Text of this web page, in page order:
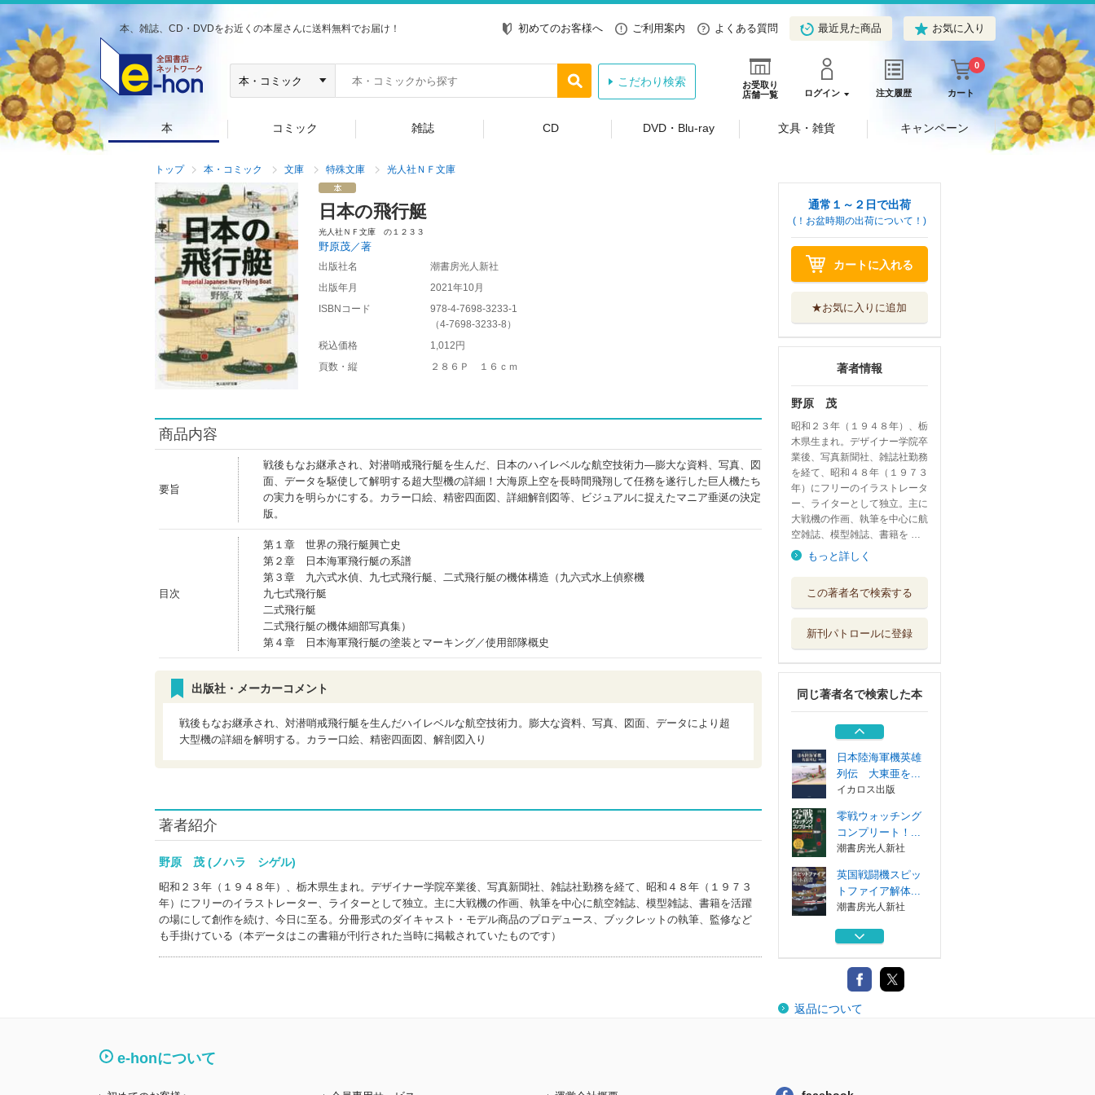
本、雑誌、CD・DVDをお近くの本屋さんに送料無料でお届け！ 初めてのお客様へ ご利用案内 よくある質問 最近見た商品 お気に入り
お受取り
店舗一覧
ログイン 注文履歴 カート
0
こだわり検索
本 コミック 雑誌 CD DVD・Blu-ray 文具・雑貨 キャンペーン
トップ 本・コミック 文庫 特殊文庫 光人社ＮＦ文庫
日本の飛行艇
光人社ＮＦ文庫 の１２３３
野原茂／著
出版社名
潮書房光人新社
出版年月
2021年10月
ISBNコード
978-4-7698-3233-1
（4-7698-3233-8 ）
税込価格
1,012円
頁数・縦
２８６Ｐ １６ｃｍ
商品内容
要旨
戦後もなお継承され、対潜哨戒飛行艇を生んだ、日本のハイレベルな航空技術力―膨大な資料、写真、図
面、データを駆使して解明する超大型機の詳細！大海原上空を長時間飛翔して任務を遂行した巨人機たち
の実力を明らかにする。カラー口絵、精密四面図、詳細解剖図等、ビジュアルに捉えたマニア垂涎の決定
版。
目次
第１章 世界の飛行艇興亡史
第２章 日本海軍飛行艇の系譜
第３章 九六式水偵、九七式飛行艇、二式飛行艇の機体構造（九六式水上偵察機
九七式飛行艇
二式飛行艇
二式飛行艇の機体細部写真集）
第４章 日本海軍飛行艇の塗装とマーキング／使用部隊概史
出版社・メーカーコメント
戦後もなお継承され、対潜哨戒飛行艇を生んだハイレベルな航空技術力。膨大な資料、写真、図面、データにより超
大型機の詳細を解明する。カラー口絵、精密四面図、解剖図入り
著者紹介
野原 茂 (ノハラ シゲル)
昭和２３年（１９４８年）、栃木県生まれ。デザイナー学院卒業後、写真新聞社、雑誌社勤務を経て、昭和４８年（１９７３
年）にフリーのイラストレーター、ライターとして独立。主に大戦機の作画、執筆を中心に航空雑誌、模型雑誌、書籍を活躍
の場にして創作を続け、今日に至る。分冊形式のダイキャスト・モデル商品のプロデュース、ブックレットの執筆、監修など
も手掛けている（本データはこの書籍が刊行された当時に掲載されていたものです）
通常１～２日で出荷
(！お盆時期の出荷について！)
カートに入れる
★お気に入りに追加
著者情報
野原 茂
昭和２３年（１９４８年）、栃
木県生まれ。デザイナー学院卒
業後、写真新聞社、雑誌社勤務
を経て、昭和４８年（１９７３
年）にフリーのイラストレータ
ー、ライターとして独立。主に
大戦機の作画、執筆を中心に航
空雑誌、模型雑誌、書籍を …
もっと詳しく
この著者名で検索する
新刊パトロールに登録
同じ著者名で検索した本
トファイア解体...
アメリカ陸軍機事
イカロス出版
空母搭載機の打撃
力 艦攻、艦爆...
潮書房光人新社
日本陸海軍機英雄
列伝 大東亜を...
イカロス出版
零戦ウォッチング
コンプリート！...
潮書房光人新社
英国戦闘機スピッ
トファイア解体...
潮書房光人新社
アメリカ陸軍機事
イカロス出版
空母搭載機の打撃
力 艦攻、艦爆...
返品について
e-honについて